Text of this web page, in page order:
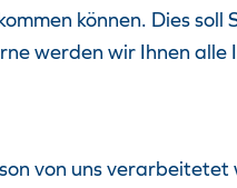
können. Dies soll
werden wir Ihnen alle
von uns